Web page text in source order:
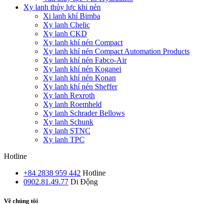
Xy lanh thủy lực khi nén
Xi lanh khí Bimba
Xy lanh Chelic
Xy lanh CKD
Xy lanh khí nén Compact
Xy lanh khí nén Compact Automation Products
Xy lanh khí nén Fabco-Air
Xy lanh khí nén Koganei
Xy lanh khí nén Konan
Xy lanh khí nén Sheffer
Xy lanh Rexroth
Xy lanh Roemheld
Xy lanh Schrader Bellows
Xy lanh Schunk
Xy lanh STNC
Xy lanh TPC
Hotline
+84 2838 959 442 Hotline
0902.81.49.77 Di Động
Về chúng tôi